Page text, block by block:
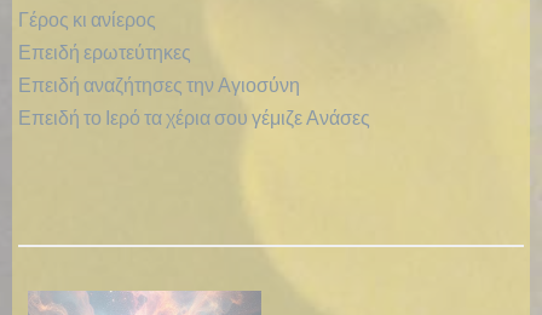
Γέρος κι ανίερος
Επειδή ερωτεύτηκες
Επειδή αναζήτησες την Αγιοσύνη
Επειδή το Ιερό τα χέρια σου γέμιζε Ανάσες